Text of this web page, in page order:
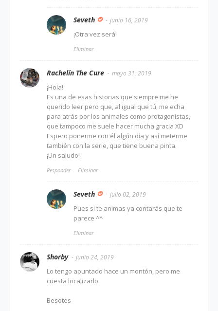
Seveth junio 16, 2019
¡Otra vez será!
Eliminar
Rachelín The Cure mayo 31, 2019
¡Hola!
Es una de esas historias que siempre me he
querido leer pero que, al igual que tú, me echa
para atrás por los animales como protagonistas,
que tampoco me suele hacer mucha gracia XD
Espero ponerme con él algún día y así meterme
también con la serie, que tiene buena pinta.
¡Un saludo!
Responder Eliminar
Seveth julio 02, 2019
Pues si te animas ya contarás que te
parece ^^
Eliminar
Shorby junio 24, 2019
Lo tengo apuntado hace un montón, pero me
cuesta localizarlo.
Besotes